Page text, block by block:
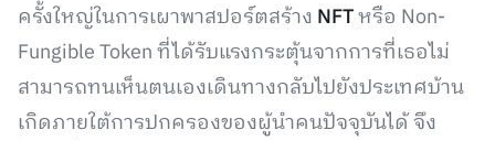
ครั้งใหญ่ในการเผาพาสปอร์ตสร้าง NFTหรือ Non-
Fungible Token ที่ได้รับแรงกระตุ้นจากการที่เธอไม่
สามารถทนเห็นตนเองเดินทางกลับไปยังประเทศบ้าน
เกิดภายใต้การปกครองของผู้นำคนปัจจุบันได้ จึง